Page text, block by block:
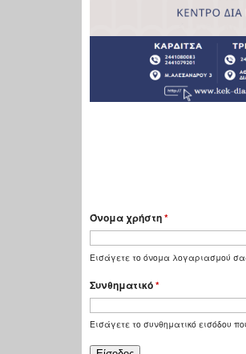
Όνομα χρήστη*
Εισάγετε το όνομα λογαριασμού
Συνθηματικό*
Εισάγετε το συνθηματικό εισόδου